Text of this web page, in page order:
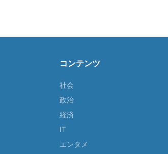
コンテンツ
社会
政治
経済
IT
エンタメ